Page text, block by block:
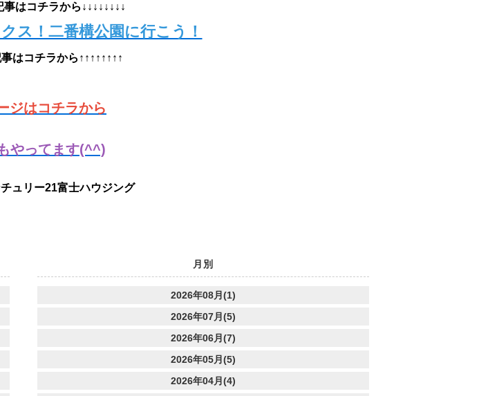
事はコチラから↓↓↓↓↓↓↓↓
ス！二番構公園に行こう！
はコチラから↑↑↑↑↑↑↑↑
ジはコチラから
やってます(^^)
ュリー21富士ハウジング
月別
2026年08月(1)
2026年07月(5)
2026年06月(7)
2026年05月(5)
2026年04月(4)